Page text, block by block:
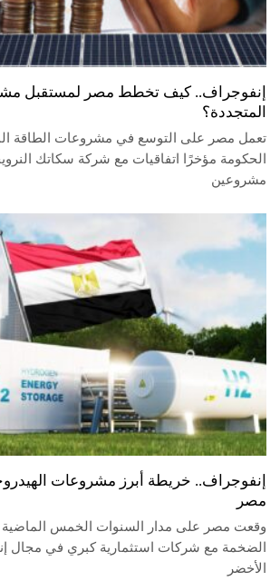
إنفوجراف.. كيف تخطط مصر لمستقبل
المتجددة؟
تعمل مصر على التوسع في مشروعات الطاقة
الحكومة مؤخرًا اتفاقيات مع شركة سكاتك
مشروعين
إنفوجراف.. خريطة أبرز مشروعات
مصر
وقعت مصر على مدار السنوات الخمس
الضخمة مع شركات استثمارية كبري في مجال
الأخضر